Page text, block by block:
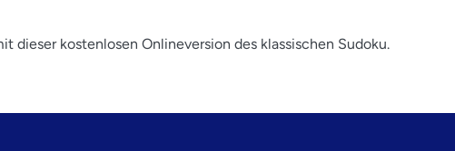
dieser kostenlosen Onlineversion des klassischen Sudoku.